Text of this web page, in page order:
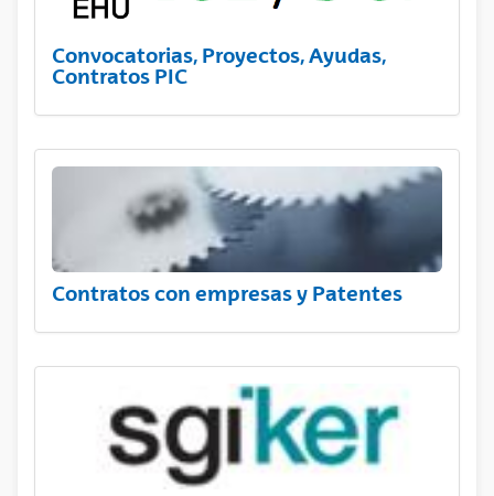
Convocatorias, Proyectos, Ayudas,
Contratos PIC
Contratos con empresas y Patentes